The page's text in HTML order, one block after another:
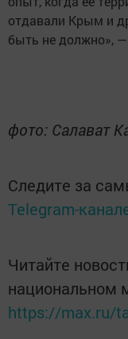
отдавали Крым и
быть не должно»,
фото: Салават
Следите за
Telegram-
Читайте
национальном
https://max.ru/